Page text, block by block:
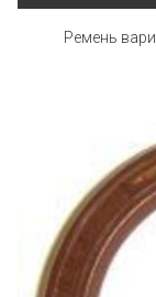
Ремень